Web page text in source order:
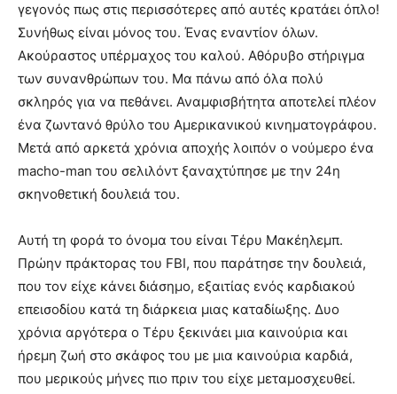
γεγονός πως στις περισσότερες από αυτές κρατάει όπλο!
Συνήθως είναι μόνος του. Ένας εναντίον όλων.
Ακούραστος υπέρμαχος του καλού. Αθόρυβο στήριγμα
των συνανθρώπων του. Μα πάνω από όλα πολύ
σκληρός για να πεθάνει. Αναμφισβήτητα αποτελεί πλέον
ένα ζωντανό θρύλο του Αμερικανικού κινηματογράφου.
Μετά από αρκετά χρόνια αποχής λοιπόν ο νούμερο ένα
macho-man του σελιλόντ ξαναχτύπησε με την 24η
σκηνοθετική δουλειά του.
Αυτή τη φορά το όνομα του είναι Τέρυ Μακέηλεμπ.
Πρώην πράκτορας του FBI, που παράτησε την δουλειά,
που τον είχε κάνει διάσημο, εξαιτίας ενός καρδιακού
επεισοδίου κατά τη διάρκεια μιας καταδίωξης. Δυο
χρόνια αργότερα ο Τέρυ ξεκινάει μια καινούρια και
ήρεμη ζωή στο σκάφος του με μια καινούρια καρδιά,
που μερικούς μήνες πιο πριν του είχε μεταμοσχευθεί.